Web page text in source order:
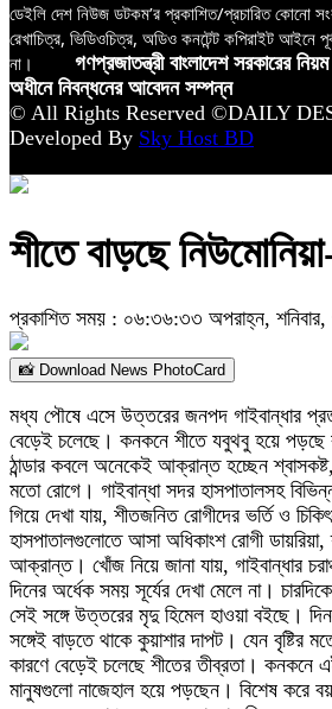
ডেইলি দেশ নিউজ ডটকম’র প্রকাশিত/প্রচারিত কোনো
রেখাচিত্র, ভিডিওচিত্র, অডিও কনটেন্ট কপিরাইট আইনে
না।
গণপ্রজাতন্ত্রী বাংলাদেশ সরকারের
অধীনে নিবন্ধনের আবেদন সম্পন্ন
© All Rights Reserved ©DAILY
Developed By Sky Host BD
শীতে বাড়ছে
প্রকাশিত সময় : ০৬:৩৬:৩৩ অপরাহ্ন,
📸 Download News PhotoCard
মধ্য পৌষে এসে উত্তরের জনপদ গাইবান্ধার
বেড়েই চলেছে। কনকনে শীতে যবুথবু হয়ে
ঠান্ডার কবলে অনেকেই আক্রান্ত হচ্ছেন
মতো রোগে। গাইবান্ধা সদর হাসপাতালসহ
গিয়ে দেখা যায়, শীতজনিত রোগীদের ভর্তি ও
হাসপাতালগুলোতে আসা অধিকাংশ রোগী ডায়রিয়া,
আক্রান্ত। খোঁজ নিয়ে জানা যায়, গাইবান্ধার
দিনের অর্ধেক সময় সূর্যের দেখা মেলে না।
সেই সঙ্গে উত্তরের মৃদু হিমেল হাওয়া বইছে।
সঙ্গেই বাড়তে থাকে কুয়াশার দাপট। যেন
কারণে বেড়েই চলেছে শীতের তীব্রতা। কনকনে
মানুষগুলো নাজেহাল হয়ে পড়ছেন। বিশেষ করে